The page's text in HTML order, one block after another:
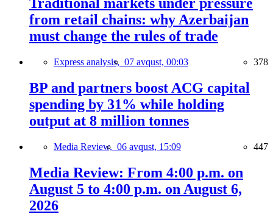
Traditional markets under pressure
from retail chains: why Azerbaijan
must change the rules of trade
Express analysis, 07 avqust, 00:03 378
BP and partners boost ACG capital
spending by 31% while holding
output at 8 million tonnes
Media Review, 06 avqust, 15:09 447
Media Review: From 4:00 p.m. on
August 5 to 4:00 p.m. on August 6,
2026